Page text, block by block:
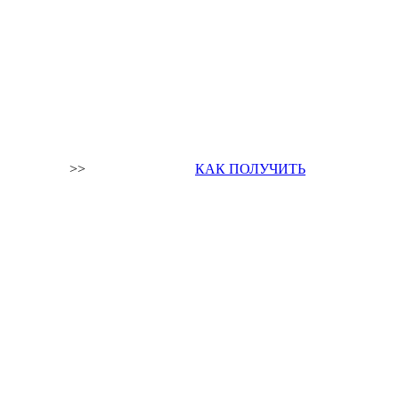
>> КАК ПОЛУЧИТЬ